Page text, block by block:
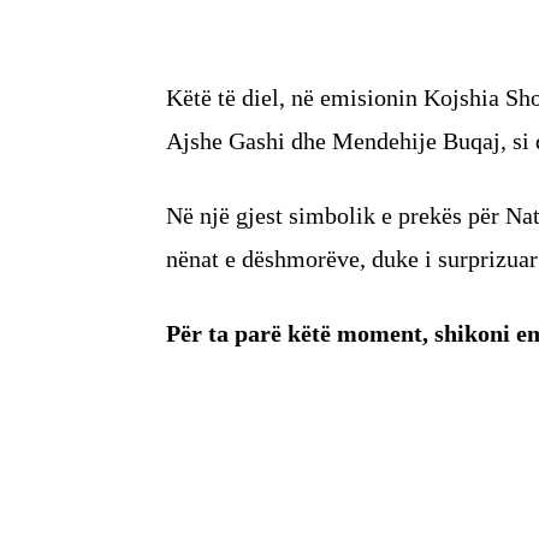
Këtë të diel, në emisionin Kojshia
Ajshe Gashi dhe Mendehije Buqaj,
Në një gjest simbolik e prekës për
nënat e dëshmorëve, duke i
Për ta parë këtë moment, shikoni